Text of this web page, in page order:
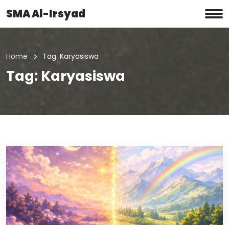
SMA Al-Irsyad
Home Tag: Karyasiswa
Tag: Karyasiswa